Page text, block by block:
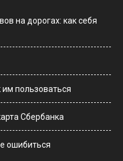
на дорогах: как себя
им пользоваться
Сбербанка
ошибиться